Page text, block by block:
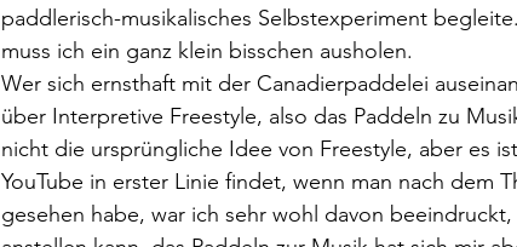
paddlerisch-musikalisches Selbstexperiment
muss ich ein ganz klein bisschen ausholen.
Wer sich ernsthaft mit der Canadierpaddelei
über Interpretive Freestyle, also das Paddeln zu
nicht die ursprüngliche Idee von Freestyle, aber es
YouTube in erster Linie findet, wenn man nach dem
gesehen habe, war ich sehr wohl davon